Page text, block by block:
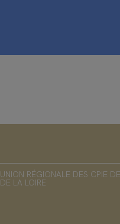
UNION RÉGIONALE DES CPIE
DE LA LOIRE